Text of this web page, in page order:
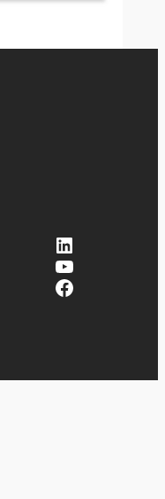
LinkedIn
YouTube
Facebook